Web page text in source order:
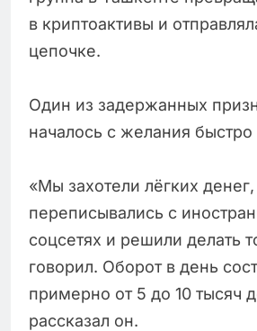
в криптоактивы и
цепочке.
Один из задержанных
началось с желания быстро
«Мы захотели лёгких денег,
переписывались с
соцсетях и решили делать
говорил. Оборот в день
примерно от 5 до 10 тысяч
рассказал он.